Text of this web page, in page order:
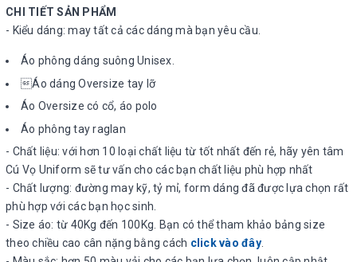
CHI TIẾT SẢN PHẨM
- Kiểu dáng: may tất cả các dáng mà bạn yêu cầu.
Áo phông dáng suông Unisex.
Áo dáng Oversize tay lỡ
Áo Oversize có cổ, áo polo
Áo phông tay raglan
- Chất liệu: với hơn 10 loại chất liệu từ tốt nhất đến rẻ, hãy yên tâm
Cú Vọ Uniform sẽ tư vấn cho các bạn chất liệu phù hợp nhất
- Chất lượng: đường may kỹ, tỷ mỉ, form dáng đã được lựa chọn rất
phù hợp với các bạn học sinh.
- Size áo: từ 40Kg đến 100Kg. Bạn có thể tham khảo bảng size
theo chiều cao cân nặng bằng cách click vào đây.